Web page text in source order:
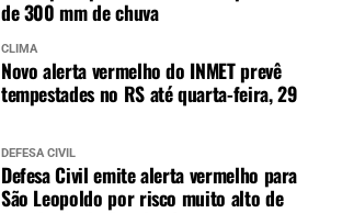
de 300 mm de chuva
CLIMA
Novo alerta vermelho do INMET prevê
tempestades no RS até quarta-feira, 29
DEFESA CIVIL
Defesa Civil emite alerta vermelho para
São Leopoldo por risco muito alto de